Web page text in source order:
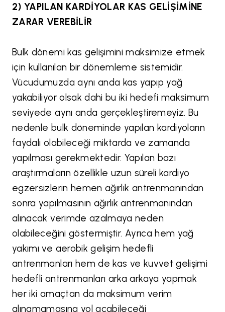
2) YAPILAN KARDİYOLAR KAS GELİŞİMİNE
ZARAR VEREBİLİR
Bulk dönemi kas gelişimini maksimize etmek
için kullanılan bir dönemleme sistemidir.
Vücudumuzda aynı anda kas yapıp yağ
yakabiliyor olsak dahi bu iki hedefi maksimum
seviyede aynı anda gerçekleştiremeyiz. Bu
nedenle bulk döneminde yapılan kardiyoların
faydalı olabileceği miktarda ve zamanda
yapılması gerekmektedir. Yapılan bazı
araştırmaların özellikle uzun süreli kardiyo
egzersizlerin hemen ağırlık antrenmanından
sonra yapılmasının ağırlık antrenmanından
alınacak verimde azalmaya neden
olabileceğini göstermiştir. Ayrıca hem yağ
yakımı ve aerobik gelişim hedefli
antrenmanları hem de kas ve kuvvet gelişimi
hedefli antrenmanları arka arkaya yapmak
her iki amaçtan da maksimum verim
alınamamasına yol açabileceği